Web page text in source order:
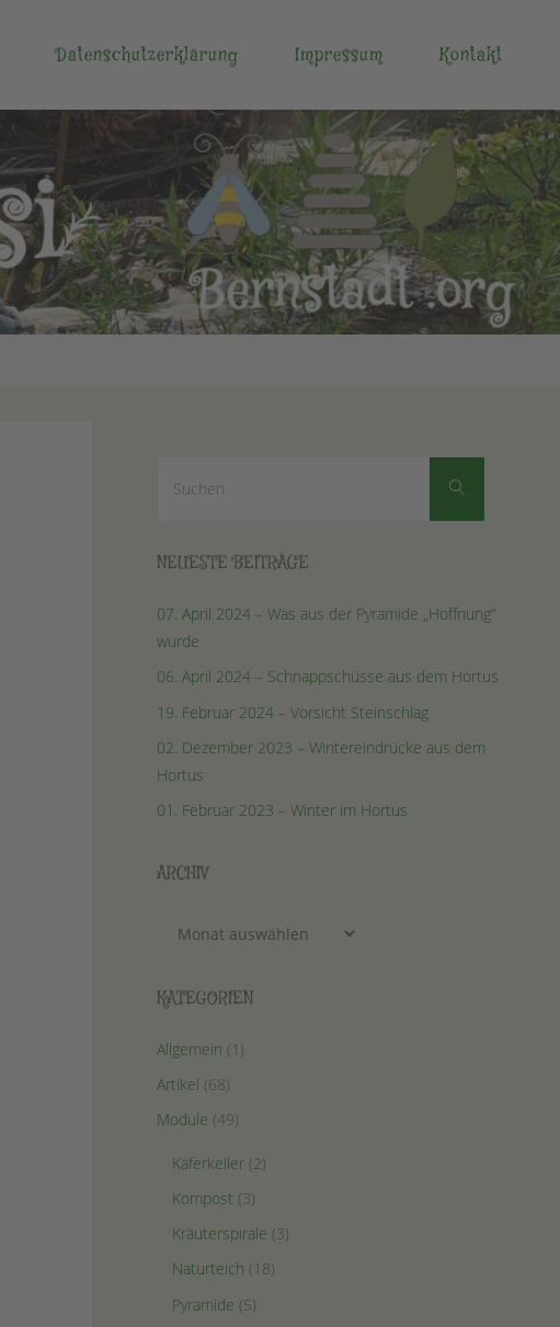
Datenschutzerklärung Impressum Kontakt
Suchen
NEUESTE BEITRÄGE
07. April 2024 – Was aus der Pyramide „Hoffnung“
wurde
06. April 2024 – Schnappschüsse aus dem Hortus
19. Februar 2024 – Vorsicht Steinschlag
02. Dezember 2023 – Wintereindrücke aus dem
Hortus
01. Februar 2023 – Winter im Hortus
ARCHIV
KATEGORIEN
Allgemein (1)
Artikel (68)
Module (49)
Käferkeller (2)
Kompost (3)
Kräuterspirale (3)
Naturteich (18)
Pyramide (5)